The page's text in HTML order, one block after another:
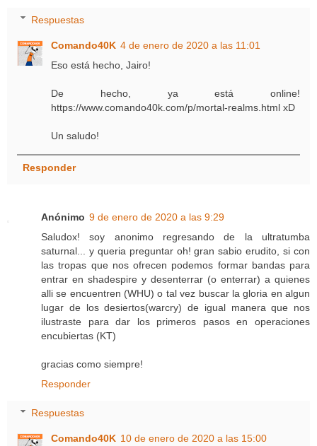
Respuestas
Comando40K 4 de enero de 2020 a las 11:01
Eso está hecho, Jairo!
De hecho, ya está online!
https://www.comando40k.com/p/mortal-realms.html xD
Un saludo!
Responder
Anónimo 9 de enero de 2020 a las 9:29
Saludox! soy anonimo regresando de la ultratumba
saturnal... y queria preguntar oh! gran sabio erudito, si con
las tropas que nos ofrecen podemos formar bandas para
entrar en shadespire y desenterrar (o enterrar) a quienes
alli se encuentren (WHU) o tal vez buscar la gloria en algun
lugar de los desiertos(warcry) de igual manera que nos
ilustraste para dar los primeros pasos en operaciones
encubiertas (KT)
gracias como siempre!
Responder
Respuestas
Comando40K 10 de enero de 2020 a las 15:00